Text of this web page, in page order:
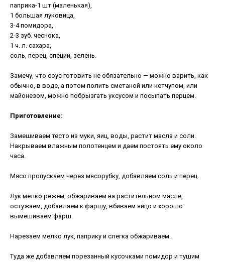
паприка-1 шт (маленькая),
1 большая луковица,
3-4 помидора,
2-3 зуб. чеснока,
1 ч. л. сахара,
соль, перец, специи, зелень.
Замечу, что соус готовить не обязательно — можно варить, как
обычно, в воде, а потом полить сметаной или кетчупом, или
майонезом, можно побрызгать уксусом и посыпать перцем.
Приготовление:
Замешиваем тесто из муки, яиц, воды, растит масла и соли.
Накрываем влажным полотенцем и даем постоять ему около
часа.
Мясо пропускаем через мясорубку, добавляем соль и перец.
Лук мелко режем, обжариваем на растительном масле,
остужаем, добавляем к фаршу, вбиваем яйцо и хорошо
вымешиваем фарш.
Нарезаем мелко лук, паприку и слегка обжариваем.
Туда же добавляем порезанный кусочками помидор и тушим